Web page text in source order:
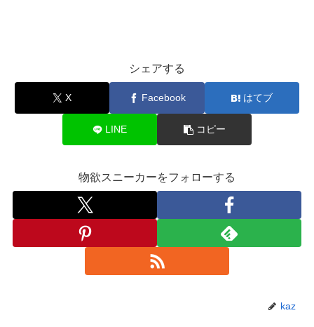
シェアする
X Facebook はてブ
LINE コピー
物欲スニーカーをフォローする
kaz